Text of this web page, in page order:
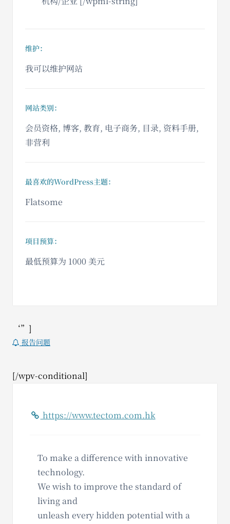
维护：
我可以维护网站
网站类别：
会员资格, 博客, 教育, 电子商务, 目录, 资料手册,
非营利
最喜欢的WordPress主题：
Flatsome
项目预算：
最低预算为 1000 美元
‘”]
报告问题
[/wpv-conditional]
https://www.tectom.com.hk
To make a difference with innovative
technology.
We wish to improve the standard of
living and
unleash every hidden potential with a